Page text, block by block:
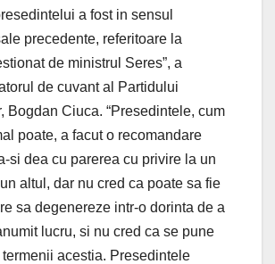
a fost in sensul
precedente, referitoare la
de ministrul Seres”, a
de cuvant al Partidului
Bogdan Ciuca. “Presedintele, cum
poate, a facut o recomandare
si dea cu parerea cu privire la un
altul, dar nu cred ca poate sa fie
sa degenereze intr-o dorinta de a
lucru, si nu cred ca se pune
acestia. Presedintele